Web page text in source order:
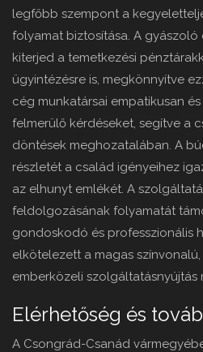
legfőbb szempont a
folyamat biztosítása. A
kiterjed a temetkezési
ügyintézésre is, megkönnyítve
cég munkatársai empatikusan
felmerülő kérdéseket, segítve a
döntések meghozatalában. A
részletét a család igényeihez
az elhunyt emlékét. A
feldolgozásának folyamatát
gondoskodó és professzionális
elkötelezett a magas
emberközeli szolgáltatásnyújtás
Elérhetőség és
A Csongrád-Csanád